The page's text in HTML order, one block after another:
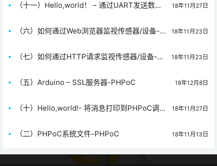
（十一）Hello,world！ – 通过UART发送数据-
18年11月27日
（六）如何通过Web浏览器监视传感器/设备-
18年11月23日
（七）如何通过HTTP请求监视传感器/设备-
18年11月23日
（五）Arduino – SSL服务器-PHPoC 18年12月8日
（十）Hello,world!- 将消息打印到PHPoC调试
18年11月27日
（二）PHPoC系统文件-PHPoC 18年11月13日